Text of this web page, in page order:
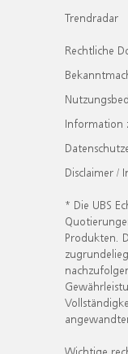
Trendradar
Rechtliche
Information
Disclaimer /
* Die UBS
Produkten.